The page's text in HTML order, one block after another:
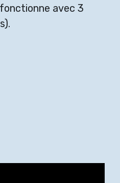
avec 3